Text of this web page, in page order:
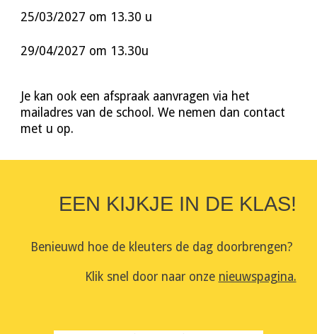
25/03/2027 om 13.30 u
29/04/2027 om 13.30u
Je kan ook een afspraak aanvragen via het
mailadres van de school. We nemen dan contact
met u op.
EEN KIJKJE IN DE KLAS!
Benieuwd hoe de kleuters de dag doorbrengen?
Klik snel door naar onze nieuwspagina.